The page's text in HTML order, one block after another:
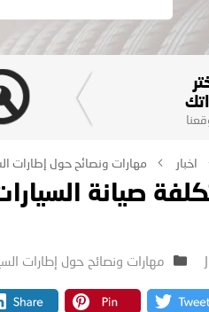
اخبار مهارات ونصائح حول إطارات
صيانة
مهارات ونصائح حول إطارات